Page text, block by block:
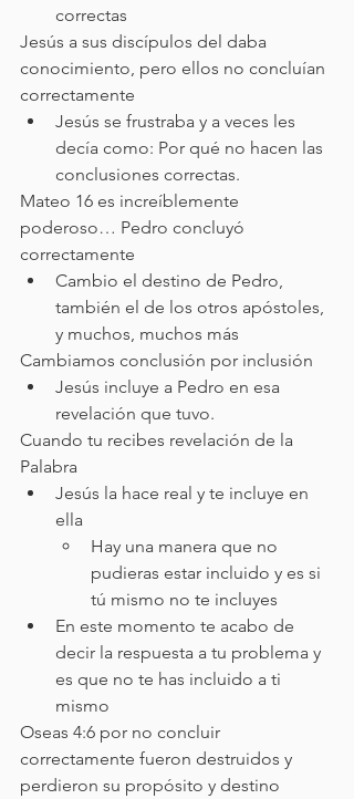
correctas
Jesús a sus discípulos del daba
conocimiento, pero ellos no concluían
correctamente
Jesús se frustraba y a veces les
decía como: Por qué no hacen las
conclusiones correctas.
Mateo 16 es increíblemente
poderoso… Pedro concluyó
correctamente
Cambio el destino de Pedro,
también el de los otros apóstoles,
y muchos, muchos más
Cambiamos conclusión por inclusión
Jesús incluye a Pedro en esa
revelación que tuvo.
Cuando tu recibes revelación de la
Palabra
Jesús la hace real y te incluye en
ella
Hay una manera que no
pudieras estar incluido y es si
tú mismo no te incluyes
En este momento te acabo de
decir la respuesta a tu problema y
es que no te has incluido a ti
mismo
Oseas 4:6 por no concluir
correctamente fueron destruidos y
perdieron su propósito y destino